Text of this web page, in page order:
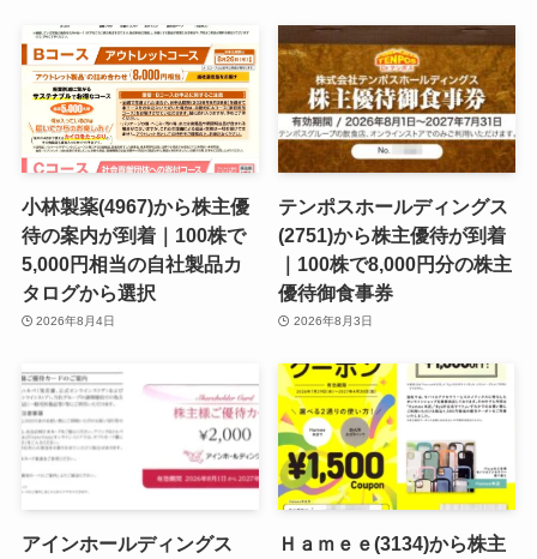
小林製薬(4967)から株主優
待の案内が到着｜100株で
5,000円相当の自社製品カ
タログから選択
2026年8月4日
テンポスホールディングス
(2751)から株主優待が到着
｜100株で8,000円分の株主
優待御食事券
2026年8月3日
アインホールディングス
Ｈａｍｅｅ(3134)から株主